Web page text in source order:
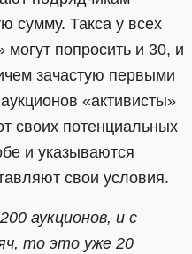
сумму. Такса у всех
попросить и 30, и
зачастую первыми
«активисты»
своих потенциальных
и указываются
свои условия.
аукционов, и с
то это уже 20